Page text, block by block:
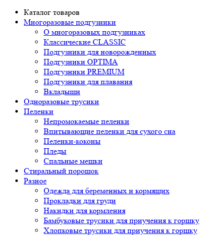
Каталог товаров
Многоразовые подгузники
О многоразовых подгузниках
Классические CLASSIC
Подгузники для новорожденных
Подгузники OPTIMA
Подгузники PREMIUM
Подгузники для плавания
Вкладыши
Одноразовые трусики
Пеленки
Непромокаемые пеленки
Впитывающие пеленки для сухого сна
Пеленки-коконы
Пледы
Спальные мешки
Стиральный порошок
Разное
Одежда для беременных и кормящих
Прокладки для груди
Накидки для кормления
Бамбуковые трусики для приучения к горшку
Хлопковые трусики для приучения к горшку